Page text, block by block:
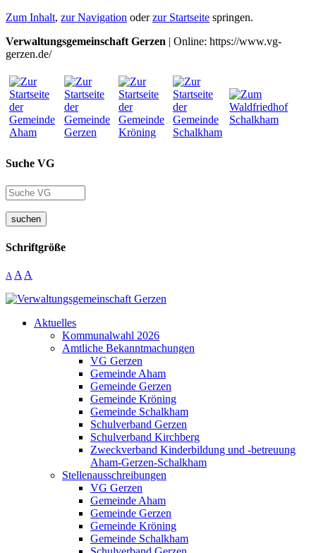
Zum Inhalt, zur Navigation oderzur Startseite springen.
Verwaltungsgemeinschaft Gerzen | Online: https://www.vg-
gerzen.de/
Suche VG
suchen
Schriftgröße
A A A
Aktuelles
Kommunalwahl 2026
Amtliche Bekanntmachungen
VG Gerzen
Gemeinde Aham
Gemeinde Gerzen
Gemeinde Kröning
Gemeinde Schalkham
Schulverband Gerzen
Schulverband Kirchberg
Zweckverband Kinderbildung und -betreuung
Aham-Gerzen-Schalkham
Stellenausschreibungen
VG Gerzen
Gemeinde Aham
Gemeinde Gerzen
Gemeinde Kröning
Gemeinde Schalkham